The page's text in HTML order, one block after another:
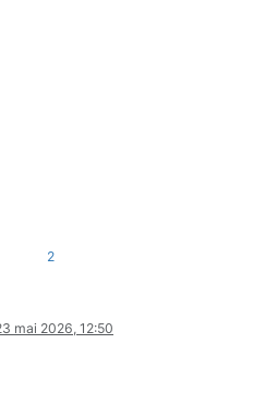
2
mai 2026, 12:50